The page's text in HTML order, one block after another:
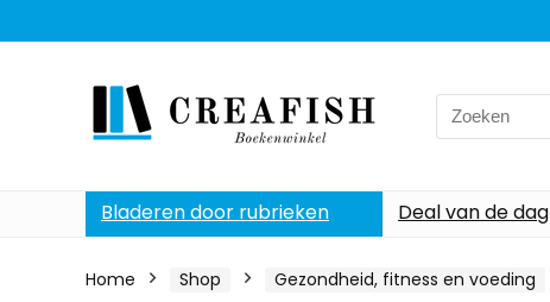
Search
for:
Bladeren door rubrieken Deal van de dag
Home Shop Gezondheid, fitness en voeding